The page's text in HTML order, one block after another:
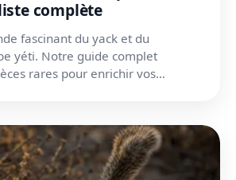
complète
fascinant du yack et du
yéti. Notre guide complet
rares pour enrichir vos